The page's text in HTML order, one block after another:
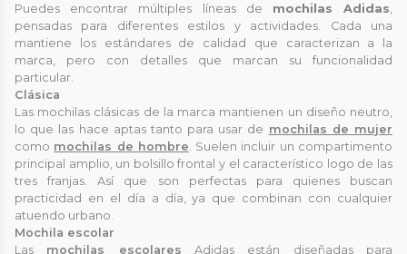
Puedes encontrar múltiples líneas de mochilas Adidas
pensadas para diferentes estilos y actividades. Cada una
mantiene los estándares de calidad que caracterizan a la
marca, pero con detalles que marcan su funcionalidad
particular.
Clásica
Las mochilas clásicas de la marca mantienen un diseño neutro,
lo que las hace aptas tanto para usar de mochilas de mujer
como mochilas de hombre . Suelen incluir un compartimento
principal amplio, un bolsillo frontal y el característico logo de las
tres franjas. Así que son perfectas para quienes buscan
practicidad en el día a día, ya que combinan con cualquier
atuendo urbano.
Mochila escolar
Las mochilas escolares Adidas están diseñadas para